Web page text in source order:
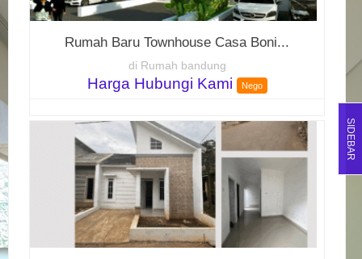
Rumah Baru Townhouse Casa Boni...
di Rumah bandung
Harga Hubungi Kami Nego
SIDEBAR